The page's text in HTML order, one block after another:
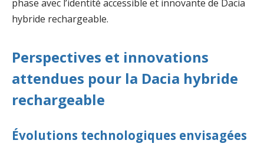
phase avec l’identité accessible et innovante de Dacia
hybride rechargeable.
Perspectives et innovations
attendues pour la Dacia hybride
rechargeable
Évolutions technologiques envisagées